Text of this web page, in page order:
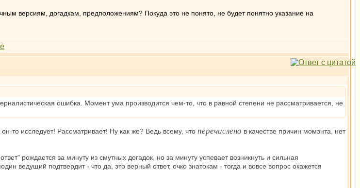
версиям, догадкам, предположениям? Покуда это не понято, не будет понятно указание на
ошибка. Момент ума производится чем-то, что в равной степени не рассматривается, не
то исследует! Рассматривает! Ну как же? Ведь всему, что перечислено в качестве причин момэнта, нет
рождается за минуту из смутных догадок, но за минуту успевает возникнуть и сильная
ведущий подтвердит - что да, это верный ответ, очко знатокам - тогда и вовсе вопрос окажется